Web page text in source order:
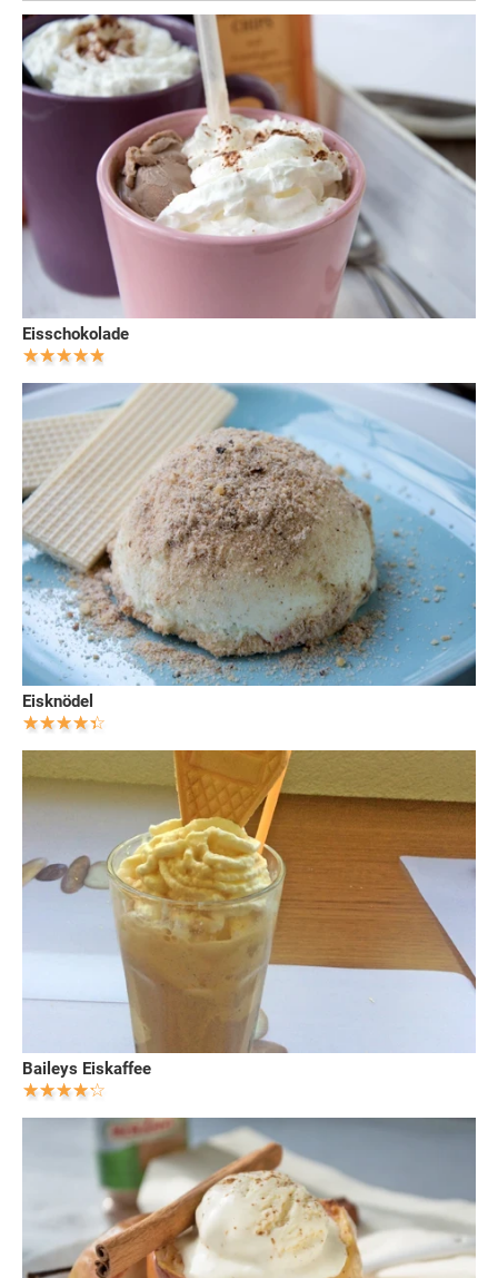
Eisschokolade
Eisknödel
Baileys Eiskaffee